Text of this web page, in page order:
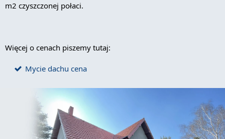
m2 czyszczonej połaci.
Więcej o cenach piszemy tutaj:
Mycie dachu cena